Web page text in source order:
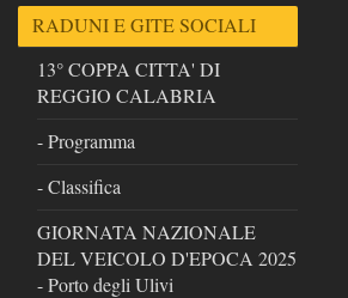
RADUNI E GITE SOCIALI
13° COPPA CITTA' DI
REGGIO CALABRIA
- Programma
- Classifica
GIORNATA NAZIONALE
DEL VEICOLO D'EPOCA 2025
- Porto degli Ulivi